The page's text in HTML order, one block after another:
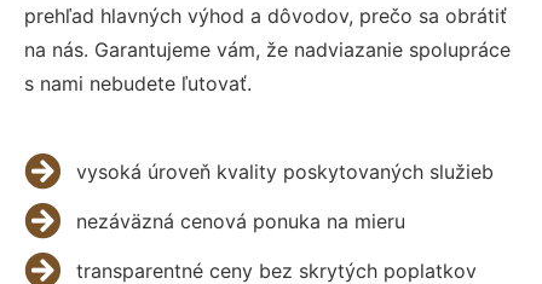
prehľad hlavných výhod a dôvodov, prečo sa obrátiť
na nás. Garantujeme vám, že nadviazanie spolupráce
s nami nebudete ľutovať.
vysoká úroveň kvality poskytovaných služieb
nezáväzná cenová ponuka na mieru
transparentné ceny bez skrytých poplatkov